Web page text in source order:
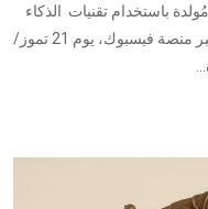
باستخدام تقنيات الذكاء
الاصطناعي.تداول مستخدمون في المغرب عبر منصة فيسبوك، يوم 21 تموز/